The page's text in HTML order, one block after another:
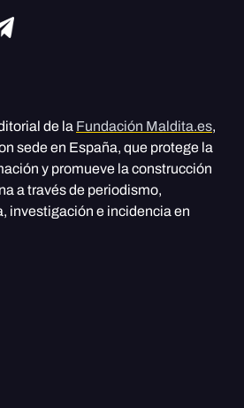
de la Fundación Maldita.es,
sede en España, que protege la
y promueve la construcción
a través de periodismo,
investigación e incidencia en